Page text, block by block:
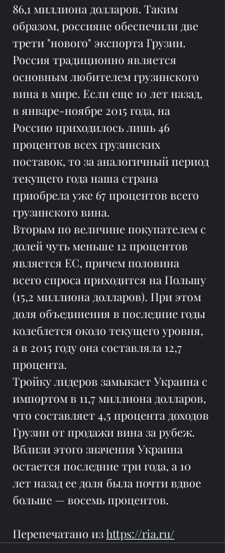
86,1 миллиона долларов. Таким
образом, россияне обеспечили две
трети "нового" экспорта Грузии.
Россия традиционно является
основным любителем грузинского
вина в мире. Если еще 10 лет назад,
в январе-ноябре 2015 года, на
Россию приходилось лишь 46
процентов всех грузинских
поставок, то за аналогичный период
текущего года наша страна
приобрела уже 67 процентов всего
грузинского вина.
Вторым по величине покупателем с
долей чуть меньше 12 процентов
является ЕС, причем половина
всего спроса приходится на Польшу
(15,2 миллиона долларов). При этом
доля объединения в последние годы
колеблется около текущего уровня,
а в 2015 году она составляла 12,7
процента.
Тройку лидеров замыкает Украина с
импортом в 11,7 миллиона долларов,
что составляет 4,5 процента доходов
Грузии от продажи вина за рубеж.
Вблизи этого значения Украина
остается последние три года, а 10
лет назад ее доля была почти вдвое
больше — восемь процентов.
Перепечатано из https://ria.ru/